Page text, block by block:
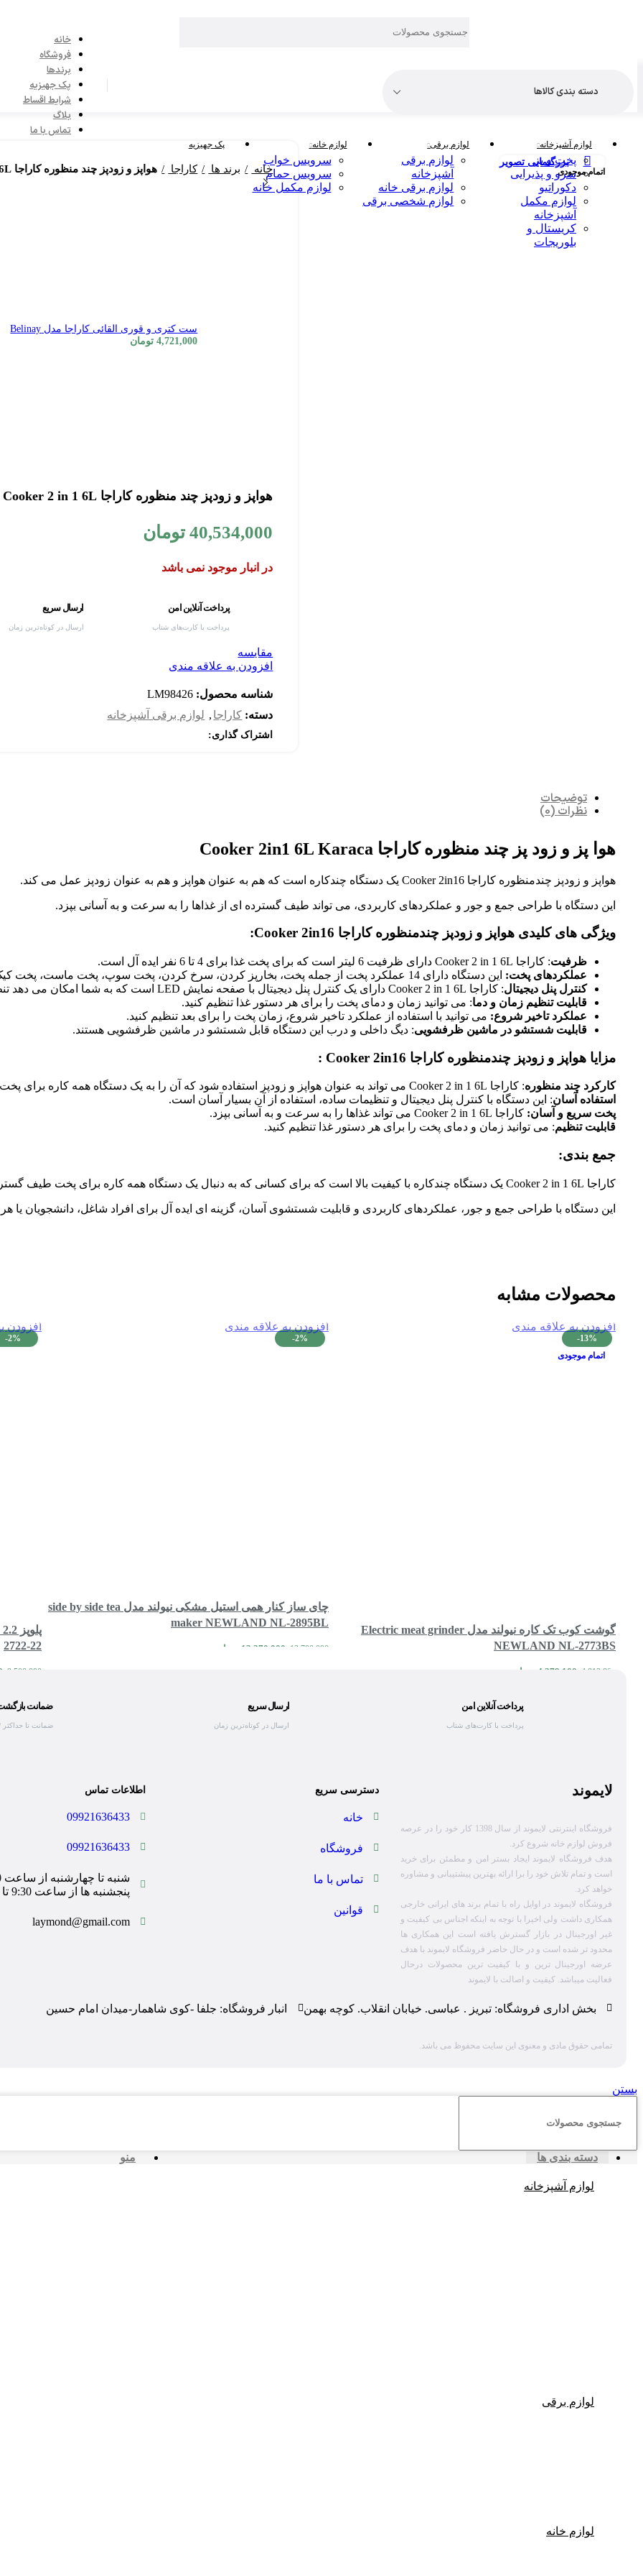
دسته بندی کالاها
لوازم آشپزخانه
پخت و پز
سرو و پذیرایی
دکوراتیو
لوازم مکمل
آشپزخانه
کریستال و
بلوریجات
لوازم برقی
لوازم برقی
آشپزخانه
لوازم برقی خانه
لوازم شخصی برقی
لوازم خانه
سرویس خواب
سرویس حمام
لوازم مکمل خانه
پک جهیزیه
خانه
فروشگاه
برندها
پک جهیزیه
شرایط اقساط
بلاگ
تماس با ما
اتمام موجودی
بزرگنمایی تصویر
خانه برند ها کاراجا هواپز و زودپز چند منظوره کاراجا Cooker 2 in 1 6L
ست کتری و قوری القائی کاراجا مدل Belinay
4,721,000 تومان
هواپز و زودپز چند منظوره کاراجا Cooker 2 in 1 6L
40,534,000 تومان
در انبار موجود نمی باشد
پرداخت آنلاین امن
پرداخت با کارت‌های شتاب
ارسال سریع
ارسال در کوتاه‌ترین زمان
مقایسه
افزودن به علاقه مندی
شناسه محصول: LM98426
دسته: کاراجا , لوازم برقی آشپزخانه
اشتراک گذاری:
توضیحات
نظرات (0)
هوا پز و زود پز چند منظوره کاراجا Cooker 2in1 6L Karaca
هواپز و زودپز چندمنظوره کاراجا Cooker 2in16 یک دستگاه چندکاره است که هم به عنوان هواپز و هم به عنوان زودپز عمل می کند.
این دستگاه با طراحی جمع و جور و عملکردهای کاربردی، می تواند طیف گسترده ای از غذاها را به سرعت و به آسانی بپزد.
ویژگی های کلیدی هواپز و زودپز چندمنظوره کاراجا Cooker 2in16:
ظرفیت: کاراجا Cooker 2 in 1 6L دارای ظرفیت 6 لیتر است که برای پخت غذا برای 4 تا 6 نفر ایده آل است.
عملکردهای پخت: این دستگاه دارای 14 عملکرد پخت از جمله پخت، بخارپز کردن، سرخ کردن، پخت سوپ، پخت ماست، پخت کیک و گرم نگه داشتن غذا است.
کنترل پنل دیجیتال: کاراجا Cooker 2 in 1 6L دارای یک کنترل پنل دیجیتال با صفحه نمایش LED است که به شما امکان می دهد تنظیمات دلخواه خود را انتخاب کنید.
قابلیت تنظیم زمان و دما: می توانید زمان و دمای پخت را برای هر دستور غذا تنظیم کنید.
عملکرد تاخیر شروع: می توانید با استفاده از عملکرد تاخیر شروع، زمان پخت را برای بعد تنظیم کنید.
قابلیت شستشو در ماشین ظرفشویی: دیگ داخلی و درب این دستگاه قابل شستشو در ماشین ظرفشویی هستند.
مزایا هواپز و زودپز چندمنظوره کاراجا Cooker 2in16 :
کارکرد چند منظوره: کاراجا Cooker 2 in 1 6L می تواند به عنوان هواپز و زودپز استفاده شود که آن را به یک دستگاه همه کاره برای پخت طیف گسترده ای از غذاها تبدیل می کند.
استفاده آسان: این دستگاه با کنترل پنل دیجیتال و تنظیمات ساده، استفاده از آن بسیار آسان است.
پخت سریع و آسان: کاراجا Cooker 2 in 1 6L می تواند غذاها را به سرعت و به آسانی بپزد.
قابلیت تنظیم: می توانید زمان و دمای پخت را برای هر دستور غذا تنظیم کنید.
جمع بندی:
کاراجا Cooker 2 in 1 6L یک دستگاه چندکاره با کیفیت بالا است که برای کسانی که به دنبال یک دستگاه همه کاره برای پخت طیف گسترده ای از غذاها به سرعت و به آسانی هستند، انتخابی عالی است.
این دستگاه با طراحی جمع و جور، عملکردهای کاربردی و قابلیت شستشوی آسان، گزینه ای ایده آل برای افراد شاغل، دانشجویان
محصولات مشابه
-13%
اتمام موجودی
افزودن به علاقه مندی
گوشت کوب تک کاره نیولند مدل Electric meat grinder
NEWLAND NL-2773BS
4,913,800
4,279,100 تومان
-2%
افزودن به علاقه مندی
چای ساز کنار همی استیل مشکی نیولند مدل side by side tea
maker NEWLAND NL-2895BL
13,700,000
13,370,000 تومان
-2%
افزودن
2722-22
9,500,000
پرداخت آنلاین امن
پرداخت با کارت‌های شتاب
ارسال سریع
ارسال در کوتاه‌ترین زمان
ضمانت بازگشت
ضمانت تا حداکثر ۷ روز
لایموند
فروشگاه اینترنتی لایموند از سال 1398 کار خود را در عرصه
فروش لوازم خانه شروع کرد.
هدف فروشگاه لایموند ایجاد بستر امن و مطمئن برای خرید
است و تمام تلاش خود را برا ارائه بهترین پیشتیبانی و مشاوره
خواهد کرد.
فروشگاه لایموند در اوایل راه با تمام برند های ایرانی خارجی
همکاری داشت ولی اخیرا با توجه به اینکه اجناس بی کیفیت و
غیر اورجینال در بازار گسترش یافته است این همکاری ها
محدود تر شده است و در حال حاضر فروشگاه لایموند با هدف
عرضه اورجینال ترین و با کیفیت ترین محصولات درحال
فعالیت میباشد. کیفیت و اصالت با لایموند
دسترسی سریع
خانه
فروشگاه
تماس با ما
قوانین
اطلاعات تماس
09921636433
09921636433
پنجشنبه ها از ساعت 9:30 تا 14:00
laymond@gmail.com
بخش اداری فروشگاه: تبریز . عباسی. خیابان انقلاب. کوچه بهمن انبار فروشگاه: جلفا -کوی شاهمار-میدان امام حسین
تمامی حقوق مادی و معنوی این سایت محفوظ می باشد.
بستن
منو دسته بندی ها
لوازم آشپزخانه
لوازم برقی
لوازم خانه